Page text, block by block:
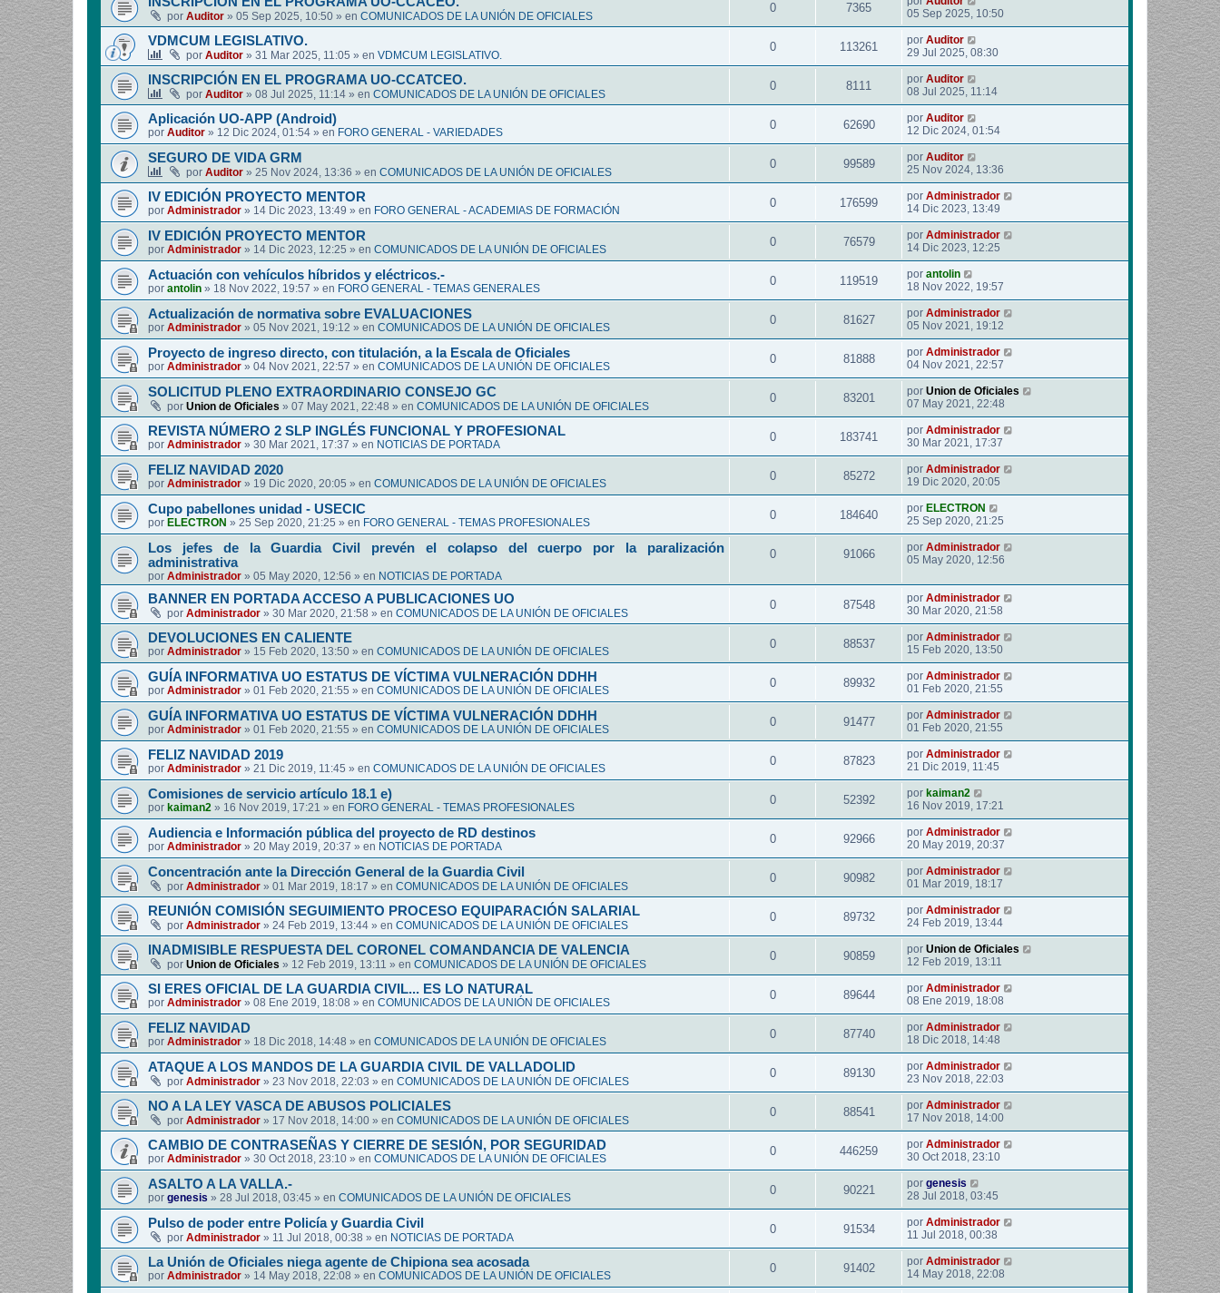
por Auditor » 05 Sep 2025, 10:50 » en COMUNICADOS DE LA UNIÓN DE OFICIALES
0 7365
05 Sep 2025, 10:50
VDMCUM LEGISLATIVO.
por Auditor » 31 Mar 2025, 11:05 » en VDMCUM LEGISLATIVO.
0 113261 por Auditor
29 Jul 2025, 08:30
INSCRIPCIÓN EN EL PROGRAMA UO-CCATCEO.
por Auditor » 08 Jul 2025, 11:14 » en COMUNICADOS DE LA UNIÓN DE OFICIALES
0 8111 por Auditor
08 Jul 2025, 11:14
Aplicación UO-APP (Android)
por Auditor » 12 Dic 2024, 01:54 » en FORO GENERAL - VARIEDADES
0 62690 por Auditor
12 Dic 2024, 01:54
SEGURO DE VIDA GRM
por Auditor » 25 Nov 2024, 13:36 » en COMUNICADOS DE LA UNIÓN DE OFICIALES
0 99589 por Auditor
25 Nov 2024, 13:36
IV EDICIÓN PROYECTO MENTOR
por Administrador » 14 Dic 2023, 13:49 » en FORO GENERAL - ACADEMIAS DE FORMACIÓN
0 176599 por Administrador
14 Dic 2023, 13:49
IV EDICIÓN PROYECTO MENTOR
por Administrador » 14 Dic 2023, 12:25 » en COMUNICADOS DE LA UNIÓN DE OFICIALES
0 76579 por Administrador
14 Dic 2023, 12:25
Actuación con vehículos híbridos y eléctricos.-
por antolin » 18 Nov 2022, 19:57 » en FORO GENERAL - TEMAS GENERALES
0 119519 por antolin
18 Nov 2022, 19:57
Actualización de normativa sobre EVALUACIONES
por Administrador » 05 Nov 2021, 19:12 » en COMUNICADOS DE LA UNIÓN DE OFICIALES
0 81627 por Administrador
05 Nov 2021, 19:12
Proyecto de ingreso directo, con titulación, a la Escala de Oficiales
por Administrador » 04 Nov 2021, 22:57 » en COMUNICADOS DE LA UNIÓN DE OFICIALES
0 81888 por Administrador
04 Nov 2021, 22:57
SOLICITUD PLENO EXTRAORDINARIO CONSEJO GC
por Union de Oficiales » 07 May 2021, 22:48 » en COMUNICADOS DE LA UNIÓN DE OFICIALES
0 83201 por Union de Oficiales
07 May 2021, 22:48
REVISTA NÚMERO 2 SLP INGLÉS FUNCIONAL Y PROFESIONAL
por Administrador » 30 Mar 2021, 17:37 » en NOTICIAS DE PORTADA
0 183741 por Administrador
30 Mar 2021, 17:37
FELIZ NAVIDAD 2020
por Administrador » 19 Dic 2020, 20:05 » en COMUNICADOS DE LA UNIÓN DE OFICIALES
0 85272 por Administrador
19 Dic 2020, 20:05
Cupo pabellones unidad - USECIC
por ELECTRON » 25 Sep 2020, 21:25 » en FORO GENERAL - TEMAS PROFESIONALES
0 184640 por ELECTRON
25 Sep 2020, 21:25
Los jefes de la Guardia Civil prevén el colapso del cuerpo por la paralización
administrativa
por Administrador » 05 May 2020, 12:56 » en NOTICIAS DE PORTADA
0 91066 por Administrador
05 May 2020, 12:56
BANNER EN PORTADA ACCESO A PUBLICACIONES UO
por Administrador » 30 Mar 2020, 21:58 » en COMUNICADOS DE LA UNIÓN DE OFICIALES
0 87548 por Administrador
30 Mar 2020, 21:58
DEVOLUCIONES EN CALIENTE
por Administrador » 15 Feb 2020, 13:50 » en COMUNICADOS DE LA UNIÓN DE OFICIALES
0 88537 por Administrador
15 Feb 2020, 13:50
GUÍA INFORMATIVA UO ESTATUS DE VÍCTIMA VULNERACIÓN DDHH
por Administrador » 01 Feb 2020, 21:55 » en COMUNICADOS DE LA UNIÓN DE OFICIALES
0 89932 por Administrador
01 Feb 2020, 21:55
GUÍA INFORMATIVA UO ESTATUS DE VÍCTIMA VULNERACIÓN DDHH
por Administrador » 01 Feb 2020, 21:55 » en COMUNICADOS DE LA UNIÓN DE OFICIALES
0 91477 por Administrador
01 Feb 2020, 21:55
FELIZ NAVIDAD 2019
por Administrador » 21 Dic 2019, 11:45 » en COMUNICADOS DE LA UNIÓN DE OFICIALES
0 87823 por Administrador
21 Dic 2019, 11:45
Comisiones de servicio artículo 18.1 e)
por kaiman2 » 16 Nov 2019, 17:21 » en FORO GENERAL - TEMAS PROFESIONALES
0 52392 por kaiman2
16 Nov 2019, 17:21
Audiencia e Información pública del proyecto de RD destinos
por Administrador » 20 May 2019, 20:37 » en NOTICIAS DE PORTADA
0 92966 por Administrador
20 May 2019, 20:37
Concentración ante la Dirección General de la Guardia Civil
por Administrador » 01 Mar 2019, 18:17 » en COMUNICADOS DE LA UNIÓN DE OFICIALES
0 90982 por Administrador
01 Mar 2019, 18:17
REUNIÓN COMISIÓN SEGUIMIENTO PROCESO EQUIPARACIÓN SALARIAL
por Administrador » 24 Feb 2019, 13:44 » en COMUNICADOS DE LA UNIÓN DE OFICIALES
0 89732 por Administrador
24 Feb 2019, 13:44
INADMISIBLE RESPUESTA DEL CORONEL COMANDANCIA DE VALENCIA
por Union de Oficiales » 12 Feb 2019, 13:11 » en COMUNICADOS DE LA UNIÓN DE OFICIALES
0 90859 por Union de Oficiales
12 Feb 2019, 13:11
SI ERES OFICIAL DE LA GUARDIA CIVIL... ES LO NATURAL
por Administrador » 08 Ene 2019, 18:08 » en COMUNICADOS DE LA UNIÓN DE OFICIALES
0 89644 por Administrador
08 Ene 2019, 18:08
FELIZ NAVIDAD
por Administrador » 18 Dic 2018, 14:48 » en COMUNICADOS DE LA UNIÓN DE OFICIALES
0 87740 por Administrador
18 Dic 2018, 14:48
ATAQUE A LOS MANDOS DE LA GUARDIA CIVIL DE VALLADOLID
por Administrador » 23 Nov 2018, 22:03 » en COMUNICADOS DE LA UNIÓN DE OFICIALES
0 89130 por Administrador
23 Nov 2018, 22:03
NO A LA LEY VASCA DE ABUSOS POLICIALES
por Administrador » 17 Nov 2018, 14:00 » en COMUNICADOS DE LA UNIÓN DE OFICIALES
0 88541 por Administrador
17 Nov 2018, 14:00
CAMBIO DE CONTRASEÑAS Y CIERRE DE SESIÓN, POR SEGURIDAD
por Administrador » 30 Oct 2018, 23:10 » en COMUNICADOS DE LA UNIÓN DE OFICIALES
0 446259 por Administrador
30 Oct 2018, 23:10
ASALTO A LA VALLA.-
por genesis » 28 Jul 2018, 03:45 » en COMUNICADOS DE LA UNIÓN DE OFICIALES
0 90221 por genesis
28 Jul 2018, 03:45
Pulso de poder entre Policía y Guardia Civil
por Administrador » 11 Jul 2018, 00:38 » en NOTICIAS DE PORTADA
0 91534 por Administrador
11 Jul 2018, 00:38
La Unión de Oficiales niega agente de Chipiona sea acosada
por Administrador » 14 May 2018, 22:08 » en COMUNICADOS DE LA UNIÓN DE OFICIALES
0 91402 por Administrador
14 May 2018, 22:08